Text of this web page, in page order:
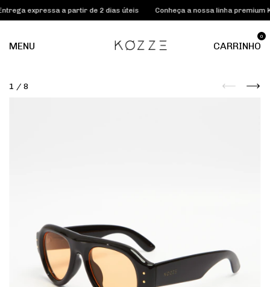
expressa a partir de 2 dias úteis Conheça a nossa linha premium KOZZE
MENU CARRINHO
0
1 / 8